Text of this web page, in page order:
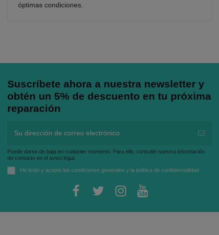
óptimas condiciones.
Suscríbete ahora a nuestra newsletter y
obtén un 5% de descuento en tu próxima
reparación
Puede darse de baja en cualquier momento. Para ello, consulte nuestra información
de contacto en el aviso legal.
He leído y acepto las condiciones generales y la política de confidencialidad